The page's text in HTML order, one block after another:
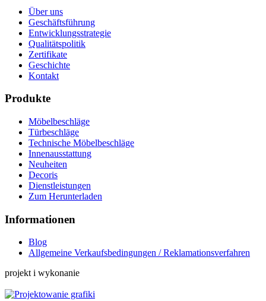
Über uns
Geschäftsführung
Entwicklungsstrategie
Qualitätspolitik
Zertifikate
Geschichte
Kontakt
Produkte
Möbelbeschläge
Türbeschläge
Technische Möbelbeschläge
Innenausstattung
Neuheiten
Decoris
Dienstleistungen
Zum Herunterladen
Informationen
Blog
Allgemeine Verkaufsbedingungen / Reklamationsverfahren
projekt i wykonanie